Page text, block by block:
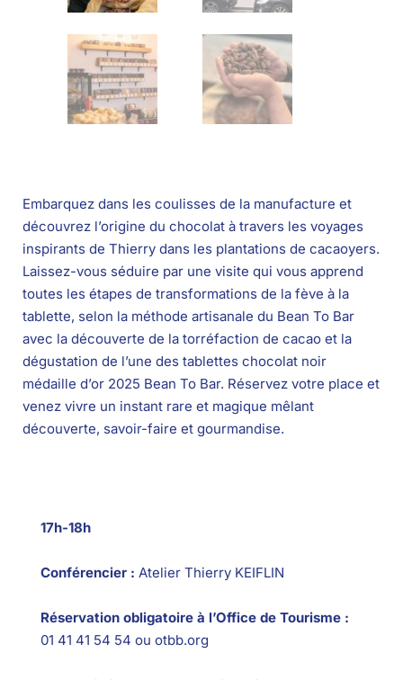
Embarquez dans les coulisses de la manufacture et
découvrez l’origine du chocolat à travers les voyages
inspirants de Thierry dans les plantations de cacaoyers.
Laissez-vous séduire par une visite qui vous apprend
toutes les étapes de transformations de la fève à la
tablette, selon la méthode artisanale du Bean To Bar
avec la découverte de la torréfaction de cacao et la
dégustation de l’une des tablettes chocolat noir
médaille d’or 2025 Bean To Bar. Réservez votre place et
venez vivre un instant rare et magique mêlant
découverte, savoir-faire et gourmandise.
17h-18h
Conférencier : Atelier Thierry KEIFLIN
Réservation obligatoire à l’Office de Tourisme :
01 41 41 54 54 ou otbb.org